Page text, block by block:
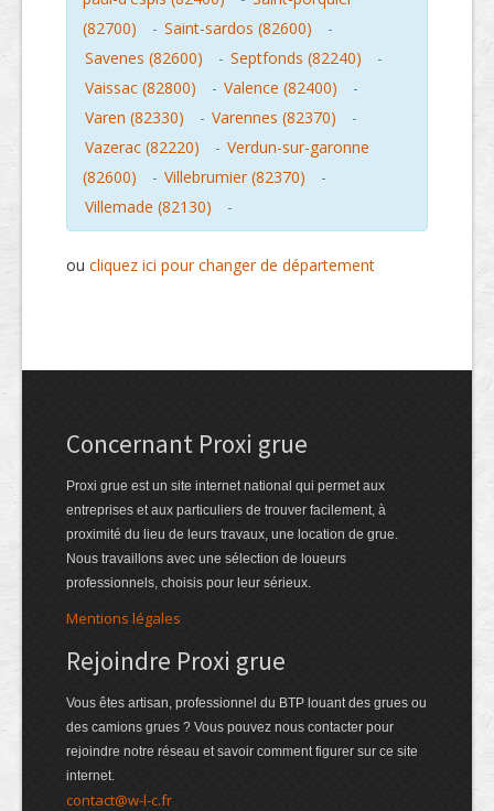
(82700)
- Saint-sardos (82600)
-
Savenes (82600)
- Septfonds (82240)
-
Vaissac (82800)
- Valence (82400)
-
Varen (82330)
- Varennes (82370)
-
Vazerac (82220)
- Verdun-sur-garonne
(82600)
- Villebrumier (82370)
-
Villemade (82130)
-
ou cliquez ici pour changer de département
Concernant Proxi grue
Proxi grue est un site internet national qui permet aux
entreprises et aux particuliers de trouver facilement, à
proximité du lieu de leurs travaux, une location de grue.
Nous travaillons avec une sélection de loueurs
professionnels, choisis pour leur sérieux.
Mentions légales
Rejoindre Proxi grue
Vous êtes artisan, professionnel du BTP louant des grues ou
des camions grues ? Vous pouvez nous contacter pour
rejoindre notre réseau et savoir comment figurer sur ce site
internet.
contact@w-l-c.fr